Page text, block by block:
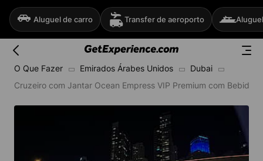
Aluguel de carro Transfer de aeroporto
O Que Fazer Emirados Árabes Unidos
Dubai
Cruzeiro com Jantar Ocean Empress VIP Premium com Bebidas